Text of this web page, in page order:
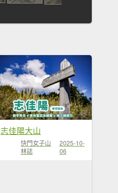
志佳陽大山
快門女子山
林誌
2025-10-
06